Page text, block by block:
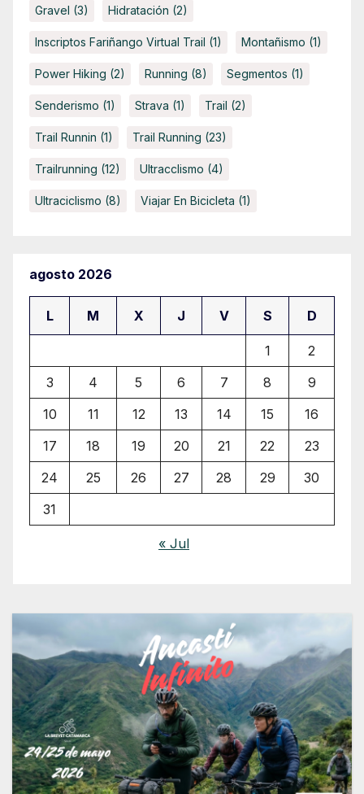
Gravel (3) Hidratación (2)
Inscriptos Fariñango Virtual Trail (1) Montañismo (1)
Power Hiking (2) Running (8) Segmentos (1)
Senderismo (1) Strava (1) Trail (2)
Trail Runnin (1) Trail Running (23)
Trailrunning (12) Ultracclismo (4)
Ultraciclismo (8) Viajar En Bicicleta (1)
agosto 2026
L M X J V S D
1
2
3
4 5 6 7 8
9
10
11 12 13 14 15
16
17
18 19 20 21 22
23
24
25 26 27 28 29
30
31
« Jul